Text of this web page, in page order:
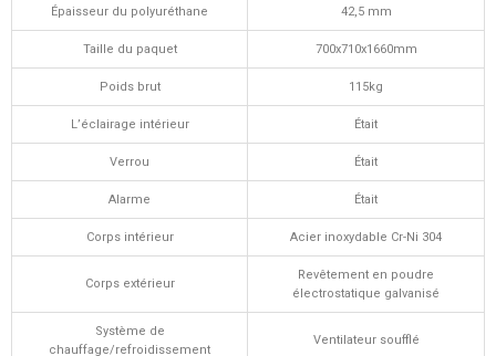
Épaisseur du polyuréthane 42,5 mm
Taille du paquet 700x710x1660mm
Poids brut 115kg
L’éclairage intérieur Était
Verrou Était
Alarme Était
Corps intérieur Acier inoxydable Cr-Ni 304
Corps extérieur
Revêtement en poudre
électrostatique galvanisé
Système de
chauffage/refroidissement
Ventilateur soufflé